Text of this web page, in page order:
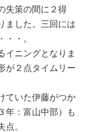
失策の間に２得
ました。三回には
・。
イニングとなりま
が２点タイムリー
ていた伊藤がつか
年：富山中部）も
。